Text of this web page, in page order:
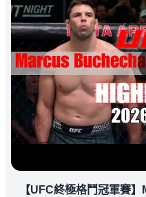
【UFC終極格鬥冠軍賽